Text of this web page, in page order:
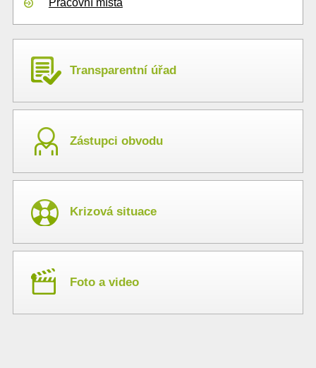
Transparentní úřad
Zástupci obvodu
Krizová situace
Foto a video